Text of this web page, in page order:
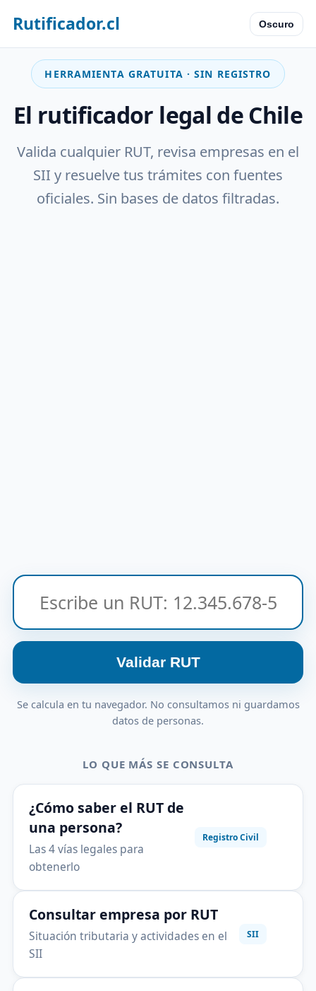
Rutificador.cl Oscuro
HERRAMIENTA GRATUITA · SIN REGISTRO
El rutificador legal de Chile
Valida cualquier RUT, revisa empresas en el
SII y resuelve tus trámites con fuentes
oficiales. Sin bases de datos filtradas.
Validar RUT
Se calcula en tu navegador. No consultamos ni guardamos
datos de personas.
LO QUE MÁS SE CONSULTA
¿Cómo saber el RUT de
una persona?
Las 4 vías legales para
obtenerlo
Registro Civil
Consultar empresa por RUT
Situación tributaria y actividades en el
SII
SII